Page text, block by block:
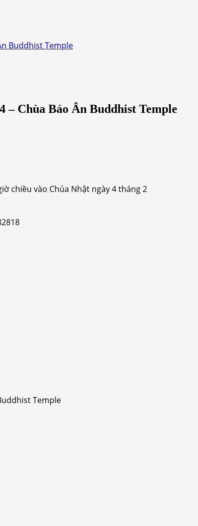
Buddhist Temple
– Chùa Báo Ân Buddhist Temple
chiều vào Chúa Nhật ngày 4 tháng 2
Temple